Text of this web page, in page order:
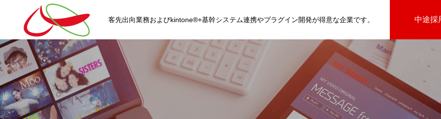
客先出向業務およびkintone®+基幹システム連携やプラグイン開発が得意な企業です。 中途採
HOME